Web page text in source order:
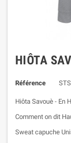
HIÔTA
Référence
Hiôta Savouè - En
Comment on dit
Sweat capuche